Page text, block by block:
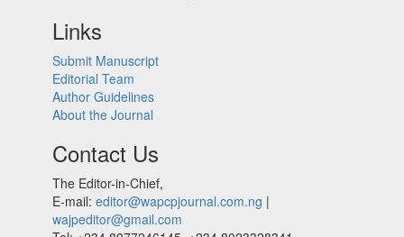
Links
Submit Manuscript
Editorial Team
Author Guidelines
About the Journal
Contact Us
The Editor-in-Chief,
E-mail: editor@wapcpjournal.com.ng |
wajpeditor@gmail.com